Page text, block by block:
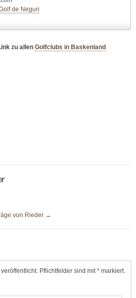
de Neguri
zu allen Golfclubs in Baskenland
von Rieder →
Pflichtfelder sind mit * markiert.